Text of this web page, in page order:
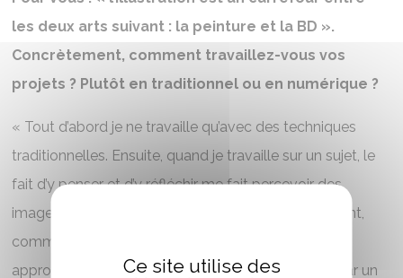
les deux arts suivant : la peinture et la BD ».
Concrètement, comment travaillez-vous vos
projets ? Plutôt en traditionnel ou en numérique ?
« Tout d’abord je ne travaille qu’avec des techniques
traditionnelles. Ensuite, quand je travaille sur un sujet, le
fait d’y penser et d’y réfléchir me fait percevoir des
images mentales qui arrivent souvent spontanément,
comme des visions. Ensuite, tout le jeu est de s’en
approcher du plus près de ce que j’ai pu imaginer par un
Ce site utilise des